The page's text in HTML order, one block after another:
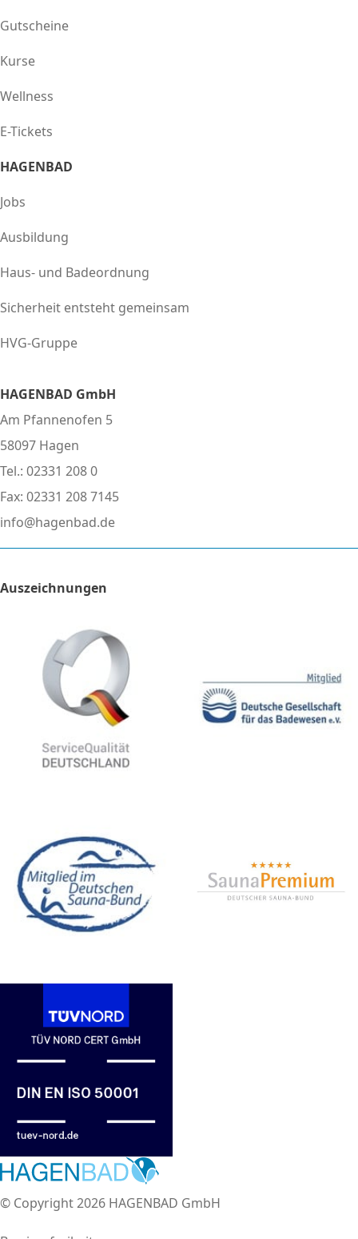
Gutscheine
Kurse
Wellness
E-Tickets
HAGENBAD
Jobs
Ausbildung
Haus- und Badeordnung
Sicherheit entsteht gemeinsam
HVG-Gruppe
HAGENBAD GmbH
Am Pfannenofen 5
58097 Hagen
Tel.: 02331 208 0
Fax: 02331 208 7145
info@hagenbad.de
Auszeichnungen
© Copyright 2026 HAGENBAD GmbH